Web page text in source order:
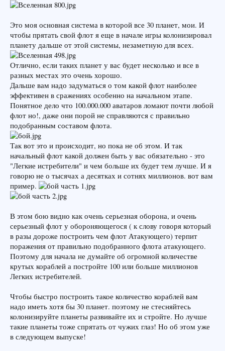
Это моя основная система в которой все 30 планет, мои. И
чтобы прятать свой флот я еще в начале игры колонизировал
планету дальше от этой системы, незаметную для всех.
Отлично, если таких планет у вас будет несколько и все в
разных местах это очень хорошо.
Дальше вам надо задуматься о том какой флот наиболее
эффективен в сражениях особенно на начальном этапе.
Понятное дело что 100.000.000 аватаров ломают почти любой
флот но!, даже они порой не справляются с правильно
подобранным составом флота.
Так вот это и происходит, но пока не об этом. И так
начальный флот какой должен быть у вас обязательно - это
"Легкие истребители" и чем больше их будет тем лучше. И я
говорю не о тысячах а десятках и сотнях миллионов. вот вам
пример.
В этом бою видно как очень серьезная оборона, и очень
серьезный флот у обороняющегося ( к слову говоря который
в разы дороже построить чем флот Атакующего) терпит
поражения от правильно подобранного флота атакующего.
Поэтому для начала не думайте об огромной количестве
крутых кораблей а постройте 100 или больше миллионов
Легких истребителей.
Чтобы быстро построить такое количество кораблей вам
надо иметь хотя бы 30 планет. поэтому не стесняйтесь
колонизируйте планеты развивайте их и стройте. Но лучше
такие планеты тоже спрятать от чужих глаз! Но об этом уже
в следующем выпуске!